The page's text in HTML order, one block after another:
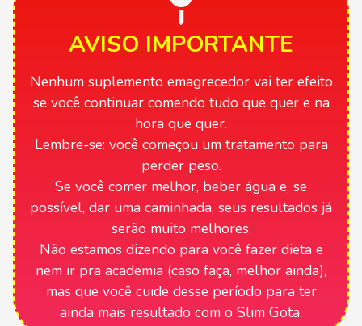
AVISO IMPORTANTE
Nenhum suplemento emagrecedor vai ter efeito
se você continuar comendo tudo que quer e na
hora que quer.
Lembre-se: você começou um tratamento para
perder peso.
Se você comer melhor, beber água e, se
possível, dar uma caminhada, seus resultados já
serão muito melhores.
Não estamos dizendo para você fazer dieta e
nem ir pra academia (caso faça, melhor ainda),
mas que você cuide desse período para ter
ainda mais resultado com o Slim Gota.